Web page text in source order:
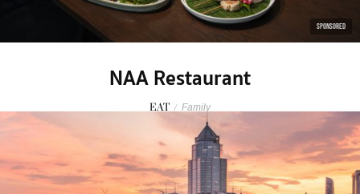
SPONSORED
NAA Restaurant
EAT / Family